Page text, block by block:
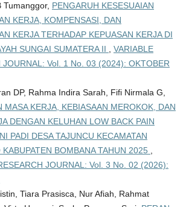
Tumanggor, PENGARUH KESESUAIAN
KERJA, KOMPENSASI, DAN
KERJA TERHADAP KEPUASAN KERJA DI
SUNGAI SUMATERA II , VARIABLE
JOURNAL: Vol. 1 No. 03 (2024): OKTOBER
DP, Rahma Indira Sarah, Fifi Nirmala G,
MASA KERJA, KEBIASAAN MEROKOK, DAN
DENGAN KELUHAN LOW BACK PAIN
PADI DESA TAJUNCU KECAMATAN
KABUPATEN BOMBANA TAHUN 2025 ,
JOURNAL: Vol. 3 No. 02 (2026):
Tiara Prasisca, Nur Afiah, Rahmat